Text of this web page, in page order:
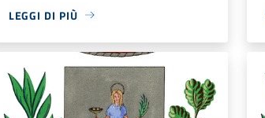
LEGGI DI PIÙ